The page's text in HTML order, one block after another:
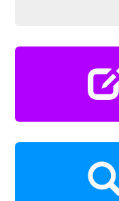
美国海关要求所有由
国际快件有望实现随到
香港DHL寄运哈萨克斯
2020/12/24 21:04:33
香港DHL关于印度尼西
美国FBA仓库地址清单
2017-12-09 20:40:17
危险品运输需要注意哪